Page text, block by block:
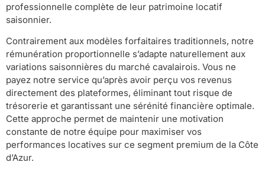
professionnelle complète de leur patrimoine locatif
saisonnier.
Contrairement aux modèles forfaitaires traditionnels, notre
rémunération proportionnelle s’adapte naturellement aux
variations saisonnières du marché cavalairois. Vous ne
payez notre service qu’après avoir perçu vos revenus
directement des plateformes, éliminant tout risque de
trésorerie et garantissant une sérénité financière optimale.
Cette approche permet de maintenir une motivation
constante de notre équipe pour maximiser vos
performances locatives sur ce segment premium de la Côte
d’Azur.